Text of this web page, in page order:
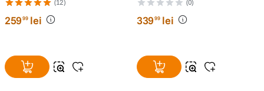
10 . dji osmo
(12)
25999 lei
(0)
33999 lei